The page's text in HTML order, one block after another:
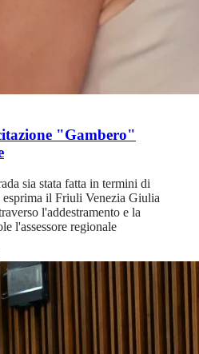
"Gambero"
sia stata fatta in termini di
esprima il Friuli Venezia Giulia
l'addestramento e la
l'assessore regionale